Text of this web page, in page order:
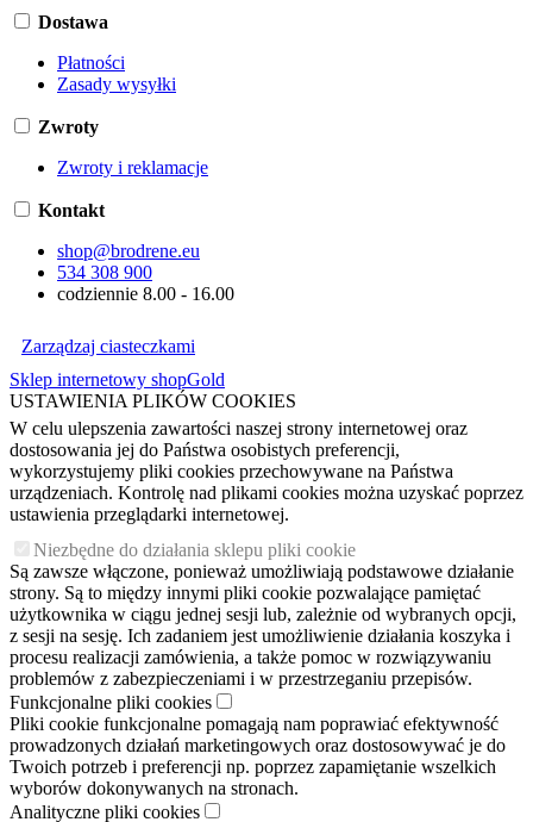
Dostawa
Płatności
Zasady wysyłki
Zwroty
Zwroty i reklamacje
Kontakt
shop@brodrene.eu
534 308 900
codziennie 8.00 - 16.00
Zarządzaj ciasteczkami
Sklep internetowy shopGold
USTAWIENIA PLIKÓW COOKIES
W celu ulepszenia zawartości naszej strony internetowej oraz
dostosowania jej do Państwa osobistych preferencji,
wykorzystujemy pliki cookies przechowywane na Państwa
urządzeniach. Kontrolę nad plikami cookies można uzyskać poprzez
ustawienia przeglądarki internetowej.
Niezbędne do działania sklepu pliki cookie
Są zawsze włączone, ponieważ umożliwiają podstawowe działanie
strony. Są to między innymi pliki cookie pozwalające pamiętać
użytkownika w ciągu jednej sesji lub, zależnie od wybranych opcji,
z sesji na sesję. Ich zadaniem jest umożliwienie działania koszyka i
procesu realizacji zamówienia, a także pomoc w rozwiązywaniu
problemów z zabezpieczeniami i w przestrzeganiu przepisów.
Funkcjonalne pliki cookies
Pliki cookie funkcjonalne pomagają nam poprawiać efektywność
prowadzonych działań marketingowych oraz dostosowywać je do
Twoich potrzeb i preferencji np. poprzez zapamiętanie wszelkich
wyborów dokonywanych na stronach.
Analityczne pliki cookies